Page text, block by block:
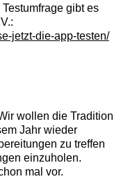
gibt es
jetzt-die-app-testen/
wollen die Tradition
Jahr wieder
zu treffen
einzuholen.
mal vor.